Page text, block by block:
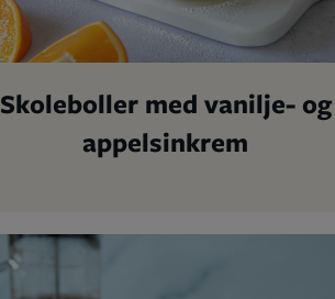
Skoleboller med vanilje- og
appelsinkrem